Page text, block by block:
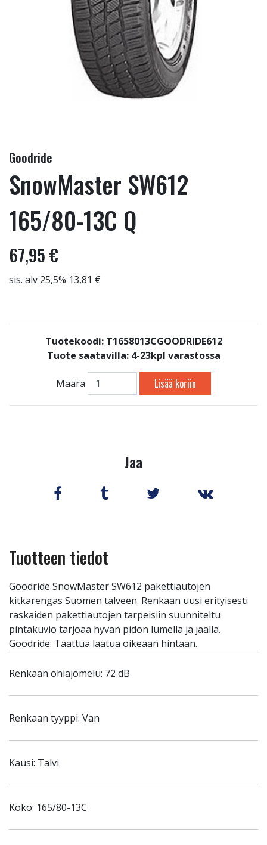
Goodride
SnowMaster SW612
165/80-13C Q
67,95 €
sis. alv 25,5% 13,81 €
Tuotekoodi: T1658013CGOODRIDE612
Tuote saatavilla: 4-23kpl varastossa
Määrä Lisää koriin
Jaa
Tuotteen tiedot
Goodride SnowMaster SW612 pakettiautojen
kitkarengas Suomen talveen. Renkaan uusi erityisesti
raskaiden pakettiautojen tarpeisiin suunniteltu
pintakuvio tarjoaa hyvän pidon lumella ja jäällä.
Goodride: Taattua laatua oikeaan hintaan.
Renkaan ohiajomelu: 72 dB
Renkaan tyyppi: Van
Kausi: Talvi
Koko: 165/80-13C